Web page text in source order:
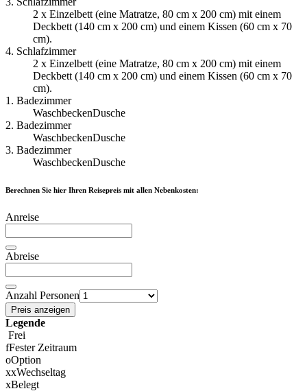
2 x Einzelbett (eine Ma­t­rat­ze, 80 cm x 200 cm) mit einem
Deckbett (140 cm x 200 cm) und einem Kissen (60 cm x 70
cm).
4. Schlafzimmer
2 x Einzelbett (eine Ma­t­rat­ze, 80 cm x 200 cm) mit einem
Deckbett (140 cm x 200 cm) und einem Kissen (60 cm x 70
cm).
1. Badezimmer
WaschbeckenDusche
2. Badezimmer
WaschbeckenDusche
3. Badezimmer
WaschbeckenDusche
Berechnen Sie hier Ihren Reisepreis mit allen Nebenkosten:
Anreise
Abreise
Anzahl Personen
Preis anzeigen
Legende
Frei
fFester Zeitraum
oOption
xxWechseltag
xBelegt